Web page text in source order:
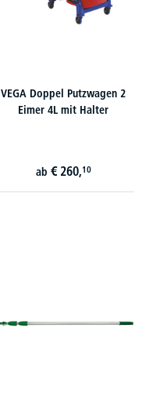
VEGA Doppel Putzwagen 2
Eimer 4L mit Halter
ab € 260,10